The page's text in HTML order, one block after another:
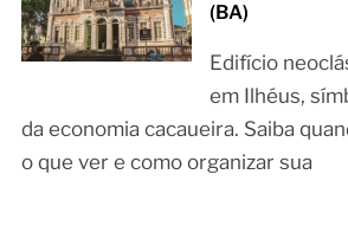
(BA)
Edifício
em Ilhéus,
da economia cacaueira. Saiba
o que ver e como organizar sua